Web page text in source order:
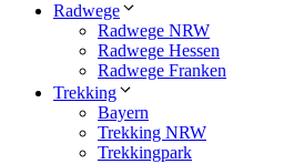
Radwege
Radwege NRW
Radwege Hessen
Radwege Franken
Trekking
Bayern
Trekking NRW
Trekkingpark